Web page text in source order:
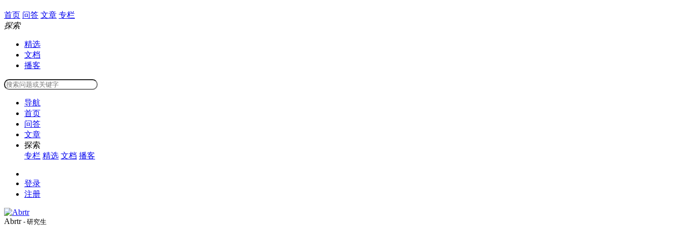
首页 问答 文章 专栏
探索
精选
文档
播客
导航
首页
问答
文章
探索
专栏 精选 文档 播客
登录
注册
Abrtr - 研究生